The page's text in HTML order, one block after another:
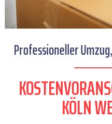
Professioneller
KÖLN